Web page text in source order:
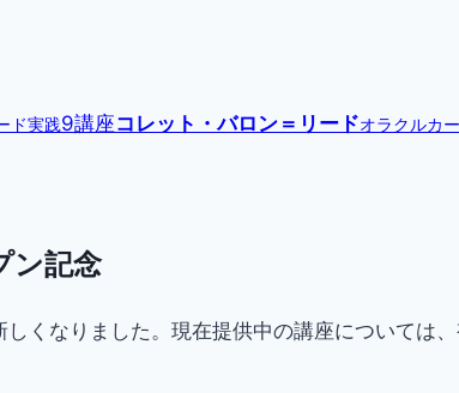
ド実践9講座コレット・バロン＝リードオラクルカ
ン記念
しくなりました。現在提供中の講座について